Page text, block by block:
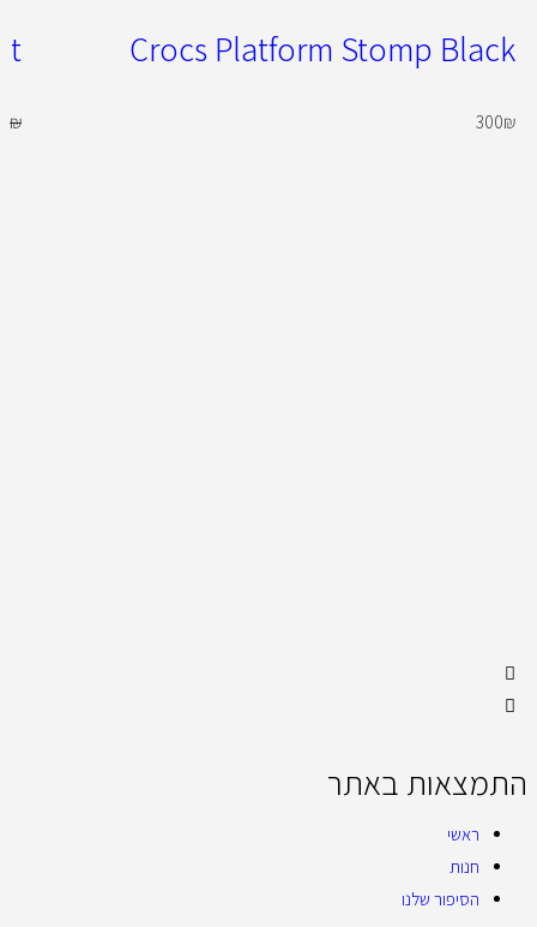
Crocs Platform Stomp Black
300₪
₪
התמצאות באתר
ראשי
חנות
הסיפור שלנו